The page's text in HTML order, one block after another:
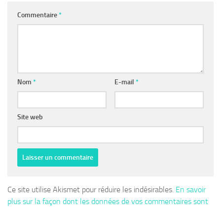
Commentaire*
Nom * E-mail *
Site web
Ce site utilise Akismet pour réduire les indésirables. En savoir
plus sur la façon dont les données de vos commentaires sont